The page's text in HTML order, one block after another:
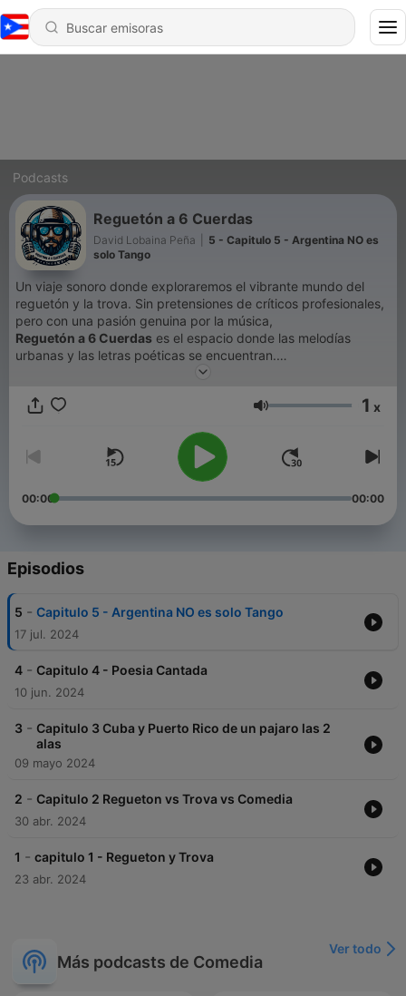
Podcasts
Reguetón a 6 Cuerdas
David Lobaina Peña
5 - Capitulo 5 - Argentina NO es
solo Tango
Un viaje sonoro donde exploraremos el vibrante mundo del
reguetón y la trova. Sin pretensiones de críticos profesionales,
pero con una pasión genuina por la música,
Reguetón a 6 Cuerdas es el espacio donde las melodías
urbanas y las letras poéticas se encuentran.
Cada episodio, nos sumergimos en las últimas tendencias del
impresiones espontáneas, análisis casuales y, sobre todo,
Sintoniza y acompáñanos en esta aventura musical, donde
cada canción cuenta una historia y cada ritmo mueve el alma.
https://www.spreaker.com/podcast/regueton-a-6-cuerdas-
Volumen 1 x
00:00 00:00
Episodios
5 - Capitulo 5 - Argentina NO es solo Tango
17 jul. 2024
4 - Capitulo 4 - Poesia Cantada
10 jun. 2024
3 - Capitulo 3 Cuba y Puerto Rico de un pajaro las 2
alas
09 mayo 2024
2 - Capitulo 2 Regueton vs Trova vs Comedia
30 abr. 2024
1 - capitulo 1 - Regueton y Trova
23 abr. 2024
Más podcasts de Comedia
Ver todo